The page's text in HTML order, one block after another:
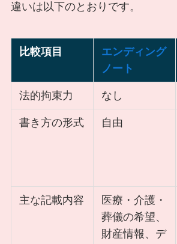
違いは以下のとおりです。
比較項目
エンディング
ノート
法的拘束力 なし
書き方の形式 自由
主な記載内容
医療・介護・
葬儀の希望、
財産情報、デ